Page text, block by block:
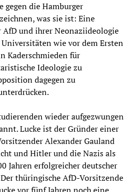
gegen die Hamburger
was sie ist: Eine
und ihrer Neonaziideologie
wie vor dem Ersten
Kaderschmieden für
Ideologie zu
dagegen zu
wieder aufgezwungen
Lucke ist der Gründer einer
Alexander Gauland
und Hitler und die Nazis als
Jahren erfolgreicher deutscher
thüringische AfD-Vorsitzende